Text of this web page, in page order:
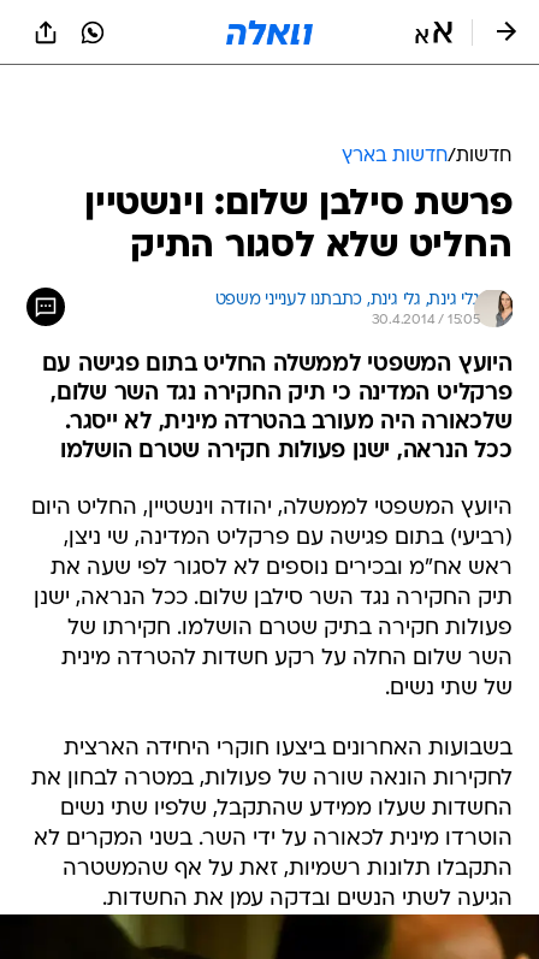
חדשות/חדשות בארץ
פרשת סילבן שלום: וינשטיין
החליט שלא לסגור התיק
גלי גינת, גלי גינת, כתבתנו לענייני משפט
30.4.2014 / 15:05
היועץ המשפטי לממשלה החליט בתום פגישה עם
פרקליט המדינה כי תיק החקירה נגד השר שלום,
שלכאורה היה מעורב בהטרדה מינית, לא ייסגר.
ככל הנראה, ישנן פעולות חקירה שטרם הושלמו
היועץ המשפטי לממשלה, יהודה וינשטיין, החליט היום
(רביעי) בתום פגישה עם פרקליט המדינה, שי ניצן,
ראש אח"מ ובכירים נוספים לא לסגור לפי שעה את
תיק החקירה נגד השר סילבן שלום. ככל הנראה, ישנן
פעולות חקירה בתיק שטרם הושלמו. חקירתו של
השר שלום החלה על רקע חשדות להטרדה מינית
של שתי נשים.
בשבועות האחרונים ביצעו חוקרי היחידה הארצית
לחקירות הונאה שורה של פעולות, במטרה לבחון את
החשדות שעלו ממידע שהתקבל, שלפיו שתי נשים
הוטרדו מינית לכאורה על ידי השר. בשני המקרים לא
התקבלו תלונות רשמיות, זאת על אף שהמשטרה
הגיעה לשתי הנשים ובדקה עמן את החשדות.